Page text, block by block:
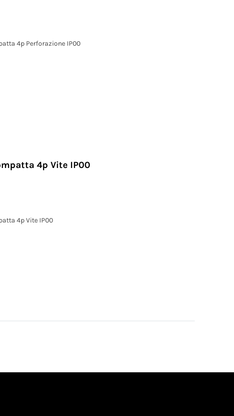
4p Perforazione IP00
4p Vite IP00
4p Vite IP00